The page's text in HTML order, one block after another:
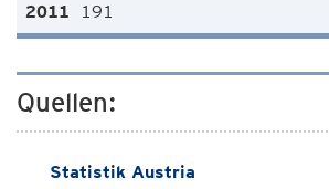
191
Quellen:
Statistik Austria